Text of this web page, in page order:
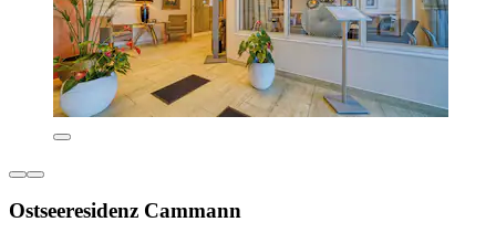
Ostseeresidenz Cammann